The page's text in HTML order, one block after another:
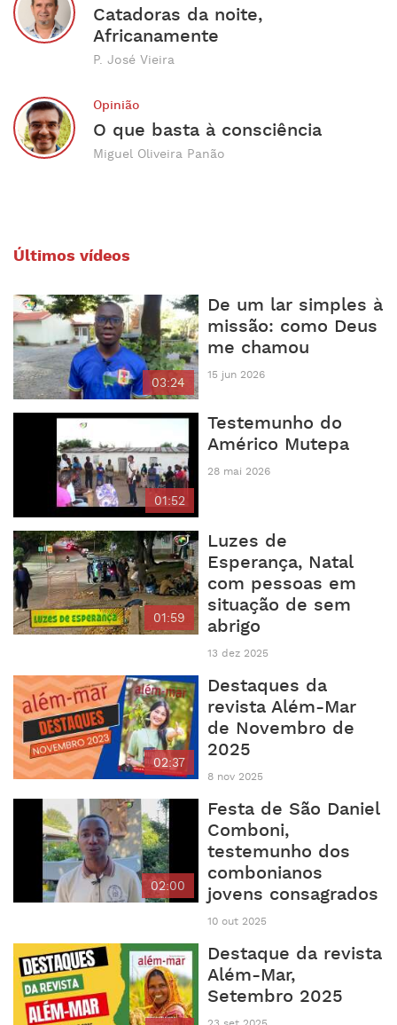
Catadoras da noite,
Africanamente
P. José Vieira
Opinião
O que basta à consciência
Miguel Oliveira Panão
Últimos vídeos
03:24
De um lar simples à
missão: como Deus
me chamou
15 jun 2026
01:52
Testemunho do
Américo Mutepa
28 mai 2026
01:59
Luzes de
Esperança, Natal
com pessoas em
situação de sem
abrigo
13 dez 2025
02:37
Destaques da
revista Além-Mar
de Novembro de
2025
8 nov 2025
02:00
Festa de São Daniel
Comboni,
testemunho dos
combonianos
jovens consagrados
10 out 2025
Destaque da revista
Além-Mar,
Setembro 2025